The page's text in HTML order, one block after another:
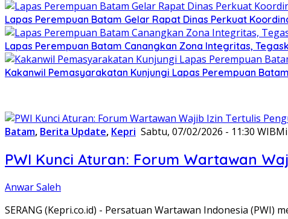
Lapas Perempuan Batam Gelar Rapat Dinas Perkuat
Lapas Perempuan Batam Canangkan Zona Integritas,
Kakanwil Pemasyarakatan Kunjungi Lapas Perempuan
Batam, Berita Update, Kepri Sabtu, 07/02/2026 - 11:30 WIB
PWI Kunci Aturan: Forum Wartawan
Anwar Saleh
SERANG (Kepri.co.id) - Persatuan Wartawan Indonesia